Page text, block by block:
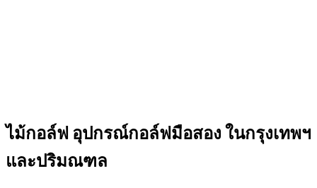
ไม้กอล์ฟ อุปกรณ์กอล์ฟมือสอง ในกรุงเทพฯ
และปริมณฑล